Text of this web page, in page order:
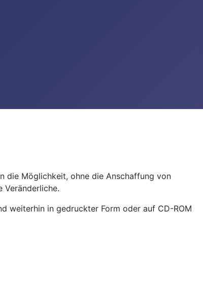
die Möglichkeit, ohne die Anschaffung von
Veränderliche.
weiterhin in gedruckter Form oder auf CD-ROM